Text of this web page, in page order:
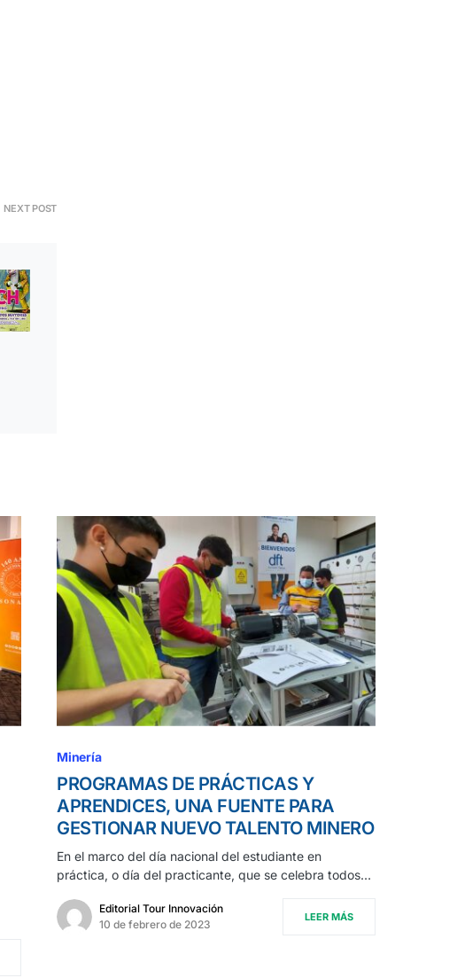
NEXT POST
Minería
PROGRAMAS DE PRÁCTICAS Y
APRENDICES, UNA FUENTE PARA
GESTIONAR NUEVO TALENTO MINERO
En el marco del día nacional del estudiante en
práctica, o día del practicante, que se celebra todos…
Editorial Tour Innovación
10 de febrero de 2023
LEER MÁS